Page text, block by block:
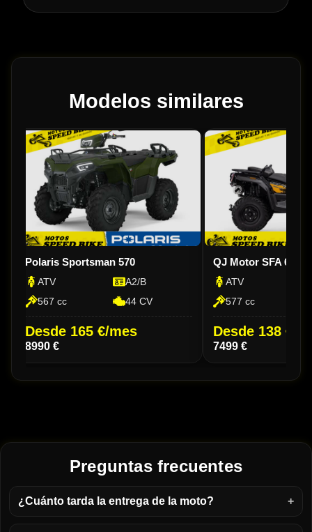
Modelos similares
Polaris Sportsman 570
ATV
A2/B
567 cc
44 CV
Desde 165 €/mes
8990 €
QJ Motor SFA 600
ATV
577 cc
Desde 138 €/
7499 €
Preguntas frecuentes
¿Cuánto tarda la entrega de la moto?